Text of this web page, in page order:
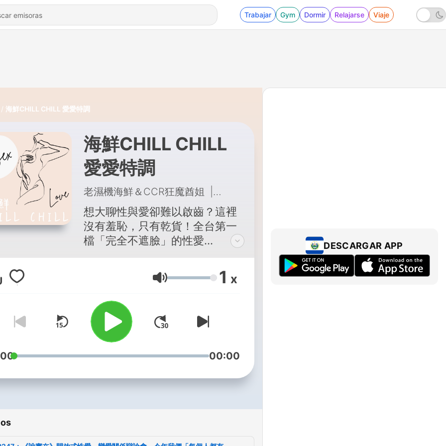
Trabajar Gym Dormir Relajarse Viaje
海鮮CHILL CHILL 愛愛特調
海鮮CHILL CHILL
愛愛特調
老濕機海鮮＆CCR狂魔酋姐 251 - EP247：《說實在》開放式性愛、戀愛關係
想大聊性與愛卻難以啟齒？這裡
沒有羞恥，只有乾貨！全台第一
檔「完全不遮臉」的性愛
愛愛特調》。由雙性戀老司機海
鮮 x CCR 狂魔酋姐，帶你從生理
知識聊到實戰姿勢，從幹話聊到
內心深度。談性愛何必偷偷摸
摸？我們直擊那些害羞的床事與
心事，徹底打破污名化！
Youtube 影音同步，陪你談性享
導權！ -- Hosting provided by
Volumen 1 x
00:00
DESCARGAR APP